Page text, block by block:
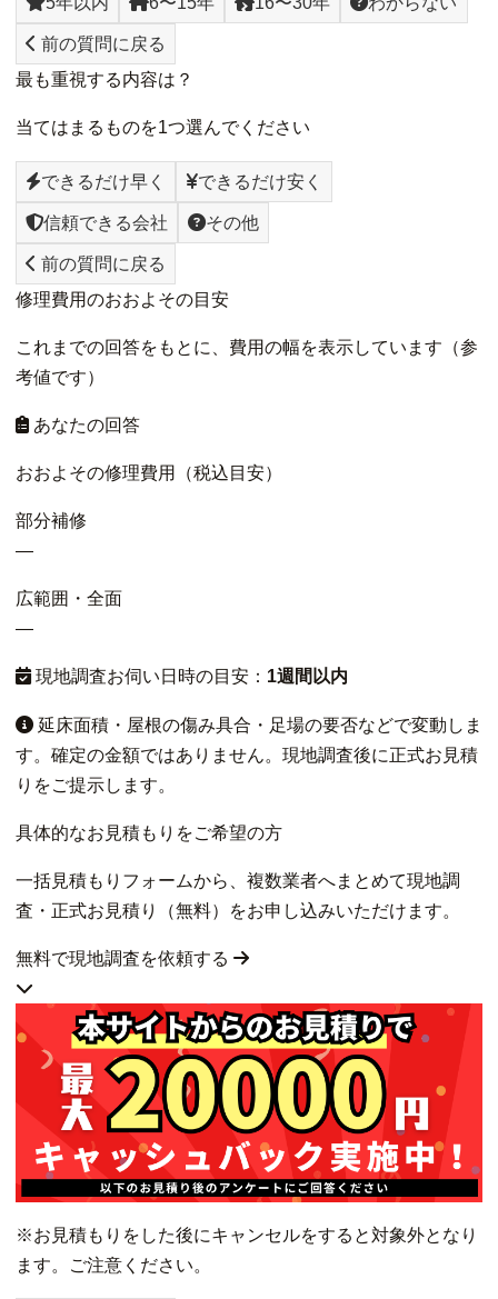
前の質問に戻る
最も重視する内容は？
当てはまるものを1つ選んでください
できるだけ早く できるだけ安く
信頼できる会社 その他
前の質問に戻る
修理費用のおおよその目安
これまでの回答をもとに、費用の幅を表示しています（参
考値です）
あなたの回答
おおよその修理費用（税込目安）
部分補修
—
広範囲・全面
—
現地調査お伺い日時の目安： 1週間以内
延床面積・屋根の傷み具合・足場の要否などで変動しま
す。確定の金額ではありません。現地調査後に正式お見積
りをご提示します。
具体的なお見積もりをご希望の方
一括見積もりフォームから、複数業者へまとめて現地調
査・正式お見積り（無料）をお申し込みいただけます。
無料で現地調査を依頼する
※お見積もりをした後にキャンセルをすると対象外となり
ます。ご注意ください。